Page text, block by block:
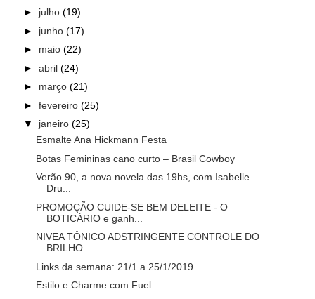
► julho (19)
► junho (17)
► maio (22)
► abril (24)
► março (21)
► fevereiro (25)
▼ janeiro (25)
Esmalte Ana Hickmann Festa
Botas Femininas cano curto – Brasil Cowboy
Verão 90, a nova novela das 19hs, com Isabelle
Dru...
PROMOÇÃO CUIDE-SE BEM DELEITE - O
BOTICÁRIO e ganh...
NIVEA TÔNICO ADSTRINGENTE CONTROLE DO
BRILHO
Links da semana: 21/1 a 25/1/2019
Estilo e Charme com Fuel